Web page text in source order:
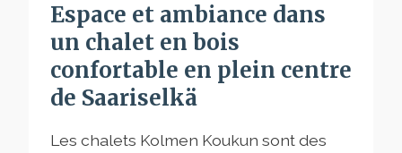
Espace et ambiance dans
un chalet en bois
confortable en plein centre
de Saariselkä
Les chalets Kolmen Koukun sont des